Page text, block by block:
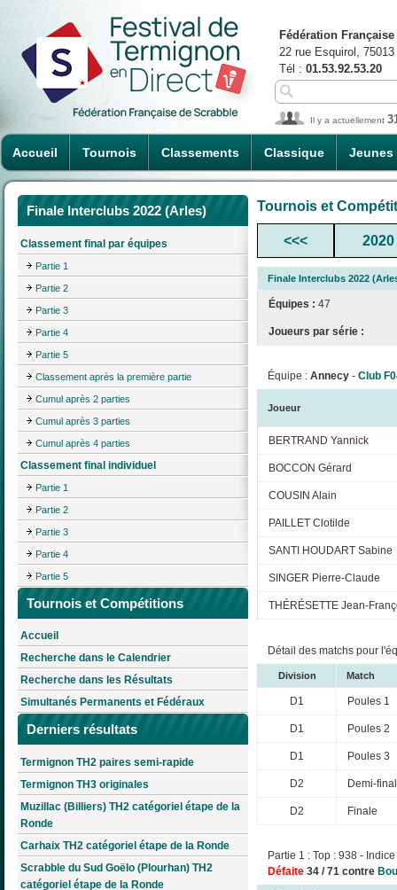
Accueil Tournois Classements Classique Jeunes
Fédération
22 rue Esquirol,
Tél : 01.53.92.53.20
Il y a actuellement
Finale Interclubs 2022 (Arles)
Classement final par équipes
Partie 1
Partie 2
Partie 3
Partie 4
Partie 5
Classement après la première partie
Cumul après 2 parties
Cumul après 3 parties
Cumul après 4 parties
Classement final individuel
Partie 1
Partie 2
Partie 3
Partie 4
Partie 5
Tournois et Compétitions
Accueil
Recherche dans le Calendrier
Recherche dans les Résultats
Simultanés Permanents et Fédéraux
Derniers résultats
Termignon TH2 paires semi-rapide
Termignon TH3 originales
Muzillac (Billiers) TH2 catégoriel étape de la
Ronde
Carhaix TH2 catégoriel étape de la Ronde
Scrabble du Sud Goëlo (Plourhan) TH2
catégoriel étape de la Ronde
Tournois et
<<< 2020
Finale Interclubs 2022
Équipes : 47
Joueurs par série :
Équipe : Annecy - Club
Joueur
BERTRAND Yannick
BOCCON Gérard
COUSIN Alain
PAILLET Clotilde
SANTI HOUDART Sabine
SINGER Pierre-Claude
THÉRÉSETTE Jean-
Détail des matchs pour
Division Match
D1 Poules 1
D1 Poules 2
D1 Poules 3
D2 Demi-
D2 Finale
Partie 1 : Top : 938 -
Défaite 34 / 71 contre